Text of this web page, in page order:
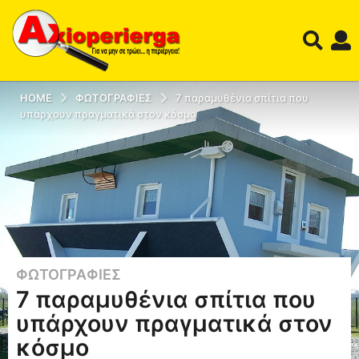
HOME ΦΩΤΟΓΡΑΦΊΕΣ
7 παραμυθένια σπίτια που
υπάρχουν πραγματικά στον κόσμο
1
2
τ
η
ΦΩΤΟΓΡΑΦΊΕΣ
7 παραμυθένια σπίτια που
υπάρχουν πραγματικά στον
κόσμο